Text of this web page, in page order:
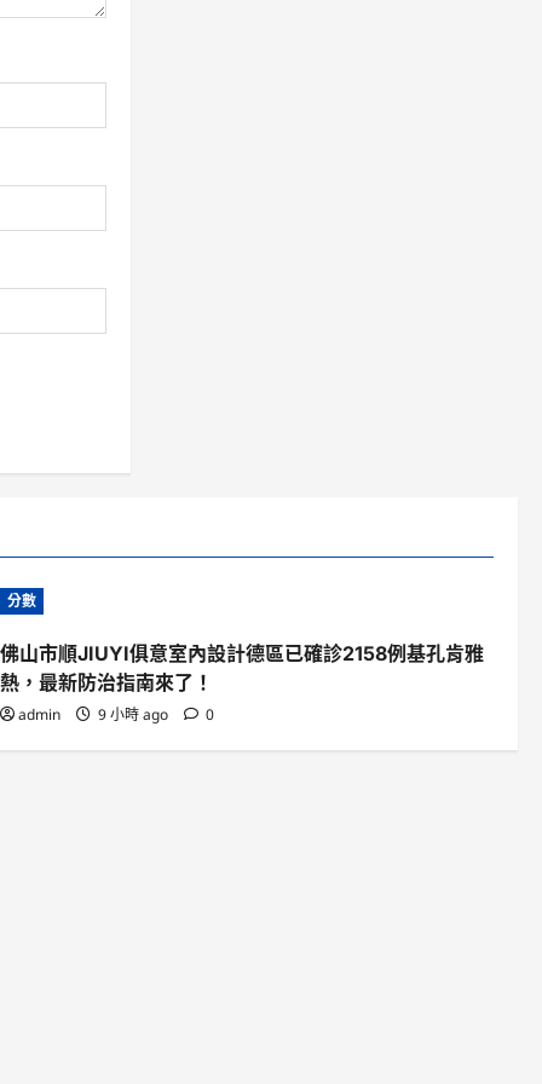
分數
佛山市順JIUYI俱意室內設計德區已確診2158例基孔肯雅
熱，最新防治指南來了！
admin 9 小時 ago 0